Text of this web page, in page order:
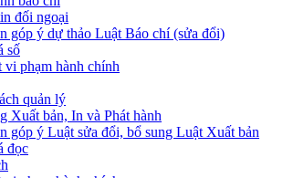
đối ngoại
góp ý dự thảo Luật Báo chí (sửa đổi)
số
vi phạm hành chính
quản lý
Xuất bản, In và Phát hành
góp ý Luật sửa đổi, bổ sung Luật Xuất bản
đọc